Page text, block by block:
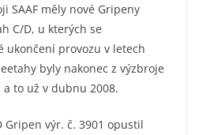
SAAF měly nové Gripeny
C/D, u kterých se
ukončení provozu v letech
byly nakonec z výzbroje
to už v dubnu 2008.
Gripen výr. č. 3901 opustil